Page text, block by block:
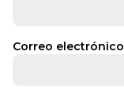
Correo electrónico